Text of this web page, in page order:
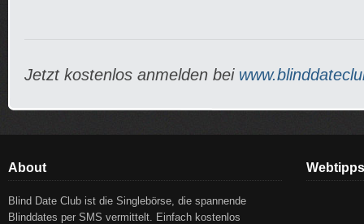
Jetzt kostenlos anmelden bei
About
Blind Date Club ist die Singlebörse, die spannende
Blinddates per SMS vermittelt. Einfach kostenlos
Webtipps